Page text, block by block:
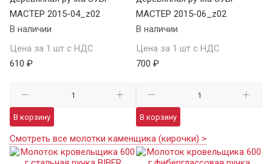
МАСТЕР 2015-04_z02
В наличии
Цена за 1 шт с НДС
610 ₽
В корзину
МАСТЕР 2015-06_z02
В наличии
Цена за 1 шт с НДС
700 ₽
В корзину
Смотреть все молотки каменщика (кирочки) >